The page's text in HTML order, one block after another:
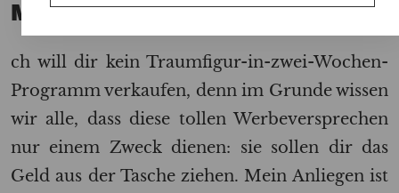
Meine Philosophie
ch will dir kein Traumfigur-in-zwei-Wochen-
Programm verkaufen, denn im Grunde wissen
wir alle, dass diese tollen Werbeversprechen
nur einem Zweck dienen: sie sollen dir das
Geld aus der Tasche ziehen. Mein Anliegen ist